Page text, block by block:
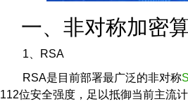
一、非对称加密
1、RSA
RSA是目前部署最广泛的非对称
112位安全强度，足以抵御当前主流